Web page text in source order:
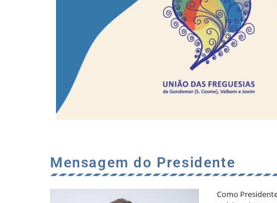
Mensagem do Presidente
Como